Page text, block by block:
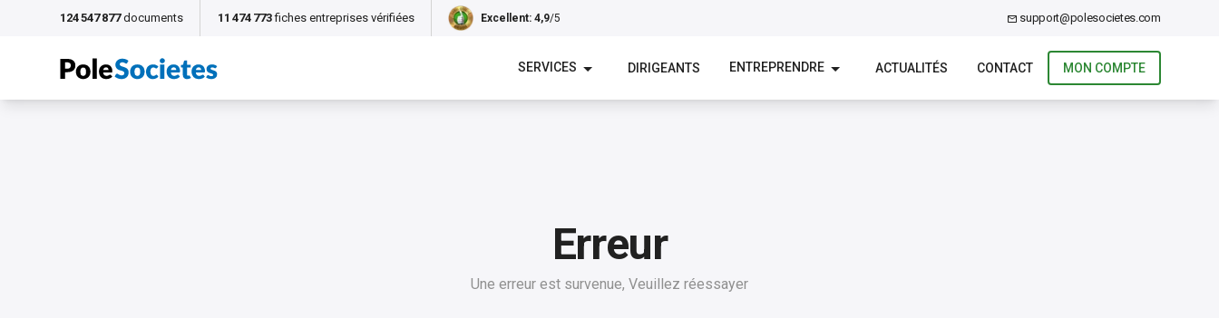
124 547 877 documents 11 474 773 fiches entreprises vérifiées Excellent: 4,9/5 support@polesocietes.com
SERVICES DIRIGEANTS ENTREPRENDRE ACTUALITÉS CONTACT MON COMPTE
Erreur
Une erreur est survenue, Veuillez réessayer